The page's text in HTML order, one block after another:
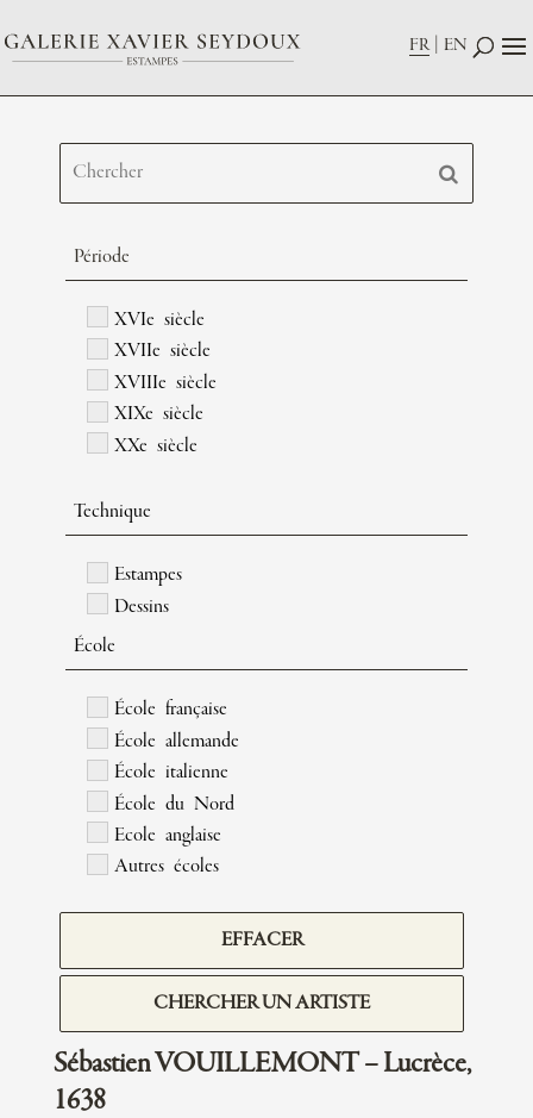
FR EN
Période
XVIe siècle
XVIIe siècle
XVIIIe siècle
XIXe siècle
XXe siècle
Technique
Estampes
Dessins
École
École française
École allemande
École italienne
École du Nord
Ecole anglaise
Autres écoles
EFFACER
CHERCHER UN ARTISTE
Sébastien VOUILLEMONT – Lucrèce,
1638